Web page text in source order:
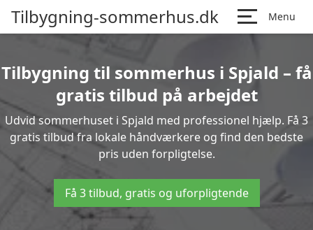
Tilbygning-sommerhus.dk Menu
Tilbygning til sommerhus i Spjald – få
gratis tilbud på arbejdet
Udvid sommerhuset i Spjald med professionel hjælp. Få 3
gratis tilbud fra lokale håndværkere og find den bedste
pris uden forpligtelse.
Få 3 tilbud, gratis og uforpligtende